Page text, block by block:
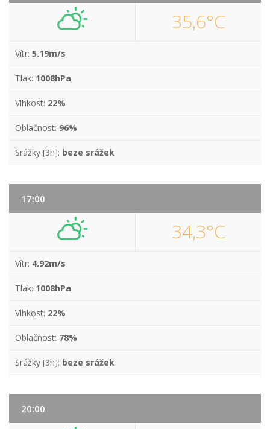
35,6°C
Vítr: 5.19m/s
Tlak: 1008hPa
Vlhkost: 22%
Oblačnost: 96%
Srážky [3h]: beze srážek
17:00
34,3°C
Vítr: 4.92m/s
Tlak: 1008hPa
Vlhkost: 22%
Oblačnost: 78%
Srážky [3h]: beze srážek
20:00